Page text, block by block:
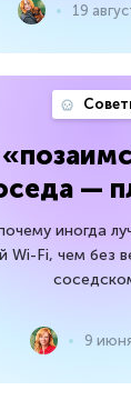
19
—
иногда
Wi-Fi, чем без
9